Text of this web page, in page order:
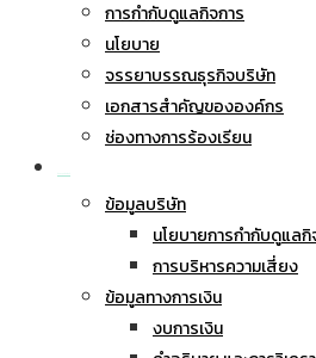
การกำกับดูแลกิจการ
นโยบาย
จรรยาบรรณธุรกิจบริษัท
เอกสารสำคัญขององค์กร
ช่องทางการร้องเรียน
ข้อมูลบริษัท
นโยบายการกำกับดูแลกิ
การบริหารความเสี่ยง
ข้อมูลทางการเงิน
งบการเงิน